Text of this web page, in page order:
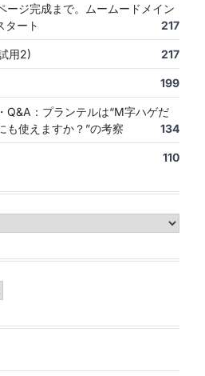
ージ完成まで。ムームードメイン
タート
217
用2) 217
199
Q&A：プランテルは“M字ハゲだ
も使えますか？”の考察
134
110